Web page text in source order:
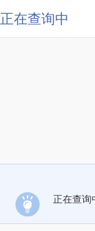
正在查询中
正在查询